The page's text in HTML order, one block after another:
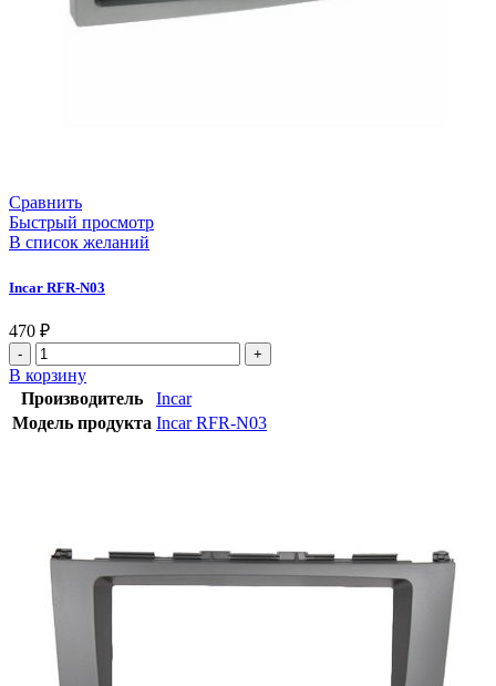
Сравнить
Быстрый просмотр
В список желаний
Incar RFR-N03
470 ₽
В корзину
Производитель
Incar
Модель продукта Incar RFR-N03